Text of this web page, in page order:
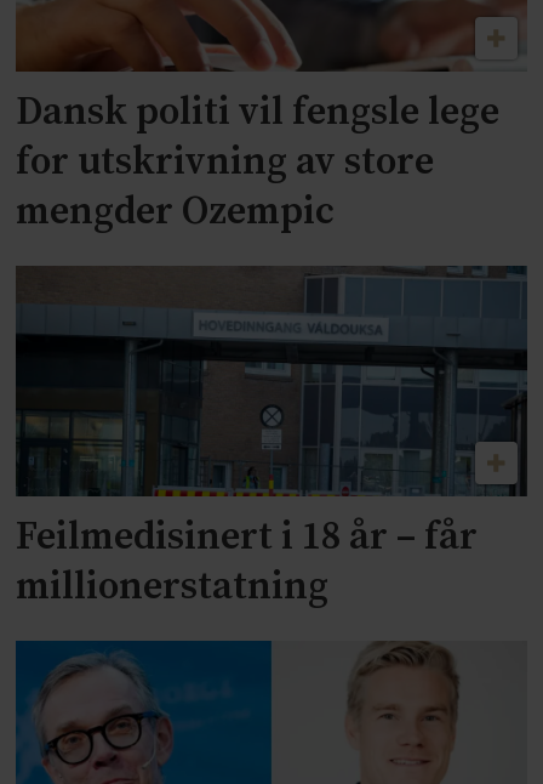
Dansk politi vil fengsle lege
for utskrivning av store
mengder Ozempic
Feilmedisinert i 18 år – får
millionerstatning